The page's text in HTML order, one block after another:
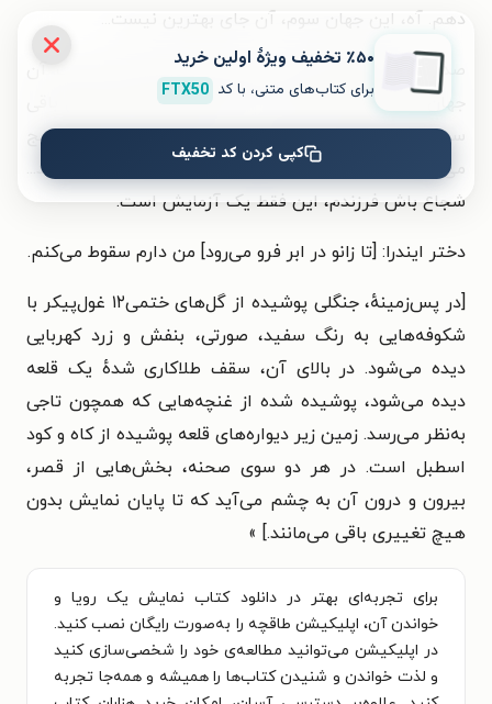
دهم. آه، این جهان سوم، آن جای بهترین نیست...
صدای ایندرا: قطعاً بهترین نیست! اما بدترین هم نیست. آن
جهان را که زمین نام دارد، از خاک آفریده شده، و مثل باقی
سیاره‌ها در آسمان می‌چرخد و در نتیجه آدمیان گاهی گیج
می‌شوند و سرگردان بین بی‌ثباتی و جنون روزگار می‌گذرانند...
شجاع باش فرزندم، این فقط یک آزمایش است.
دختر ایندرا: [تا زانو در ابر فرو می‌رود] من دارم سقوط می‌کنم.
[در پس‌زمینهٔ، جنگلی پوشیده از گل‌های ختمی۱۲ غول‌پیکر با
شکوفه‌هایی به رنگ سفید، صورتی، بنفش و زرد کهربایی
دیده می‌شود. در بالای آن، سقف طلاکاری شدهٔ یک قلعه
دیده می‌شود، پوشیده شده از غنچه‌هایی که همچون تاجی
به‌نظر می‌رسد. زمین زیر دیواره‌های قلعه پوشیده از کاه و کود
اسطبل است. در هر دو سوی صحنه، بخش‌هایی از قصر،
بیرون و درون آن به چشم می‌آید که تا پایان نمایش بدون
هیچ تغییری باقی می‌مانند.] »
برای تجربه‌ای بهتر در دانلود کتاب نمایش یک رویا و
خواندن آن، اپلیکیشن طاقچه را به‌صورت رایگان نصب کنید.
در اپلیکیشن می‌توانید مطالعه‌ی خود را شخصی‌سازی کنید
و لذت خواندن و شنیدن کتاب‌ها را همیشه و همه‌جا تجربه
٪۵۰ تخفیف ویژۀ اولین خرید
برای کتاب‌های متنی، با کد FTX50
کپی کردن کد تخفیف